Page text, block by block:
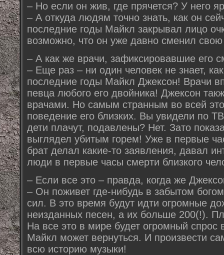
– Но если он жив, где прячется? У него
– А откуда людям точно знать, как он
последние годы Майкл закрывал лицо
возможно, что он уже давно сменил
– А как же врачи, зафиксировавшие его
– Еще раз – ни один человек не знает,
последние годы Майкл Джексон! Врачи
певца любого его двойника! Джексон
врачами. Но самым странным во всей
поведение его близких. Вы увидели по
дети плачут, подавлены? Нет. Зато
выглядел убитым горем! Уже в первые
брат делал какие-то заявления, давал
люди в первые часы смерти близкого
– Если все это – правда, когда же
– Он поживет где-нибудь в забытом
сил. В это время будут идти огромные
неизданных песен, а их больше 200(!).
На все это в мире будет огромный спрос
Майкл может вернуться. И произвести
всю историю музыки!